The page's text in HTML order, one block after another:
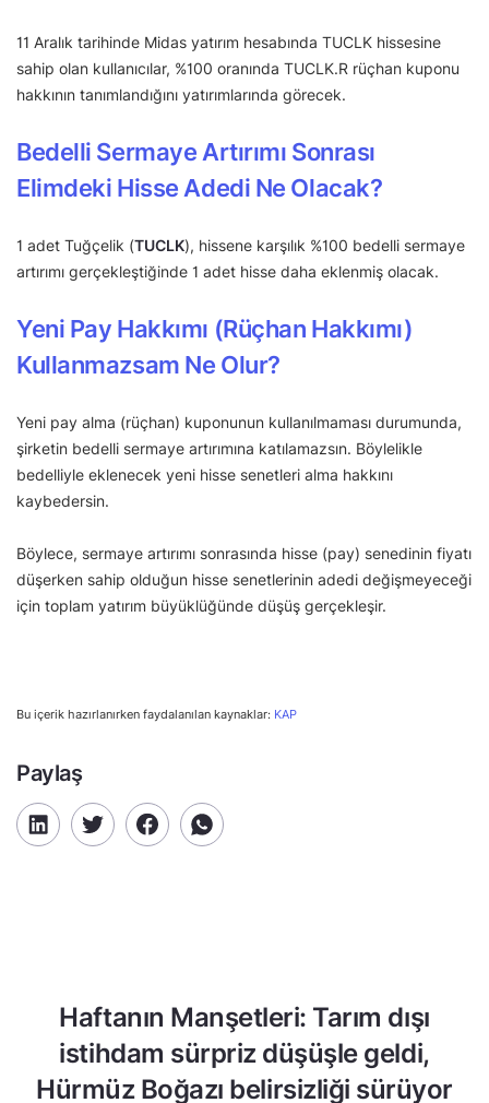
11 Aralık tarihinde Midas yatırım hesabında TUCLK hissesine
sahip olan kullanıcılar, %100 oranında TUCLK.R rüçhan kuponu
hakkının tanımlandığını yatırımlarında görecek.
Bedelli Sermaye Artırımı Sonrası
Elimdeki Hisse Adedi Ne Olacak?
1 adet Tuğçelik (TUCLK), hissene karşılık %100 bedelli sermaye
artırımı gerçekleştiğinde 1 adet hisse daha eklenmiş olacak.
Yeni Pay Hakkımı (Rüçhan Hakkımı)
Kullanmazsam Ne Olur?
Yeni pay alma (rüçhan) kuponunun kullanılmaması durumunda,
şirketin bedelli sermaye artırımına katılamazsın. Böylelikle
bedelliyle eklenecek yeni hisse senetleri alma hakkını
kaybedersin.
Böylece, sermaye artırımı sonrasında hisse (pay) senedinin fiyatı
düşerken sahip olduğun hisse senetlerinin adedi değişmeyeceği
için toplam yatırım büyüklüğünde düşüş gerçekleşir.
Bu içerik hazırlanırken faydalanılan kaynaklar: KAP
Paylaş
Haftanın Manşetleri: Tarım dışı
istihdam sürpriz düşüşle geldi,
Hürmüz Boğazı belirsizliği sürüyor